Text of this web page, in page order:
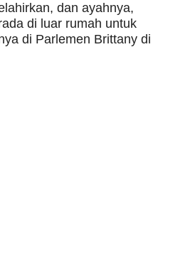
dan ayahnya,
di luar rumah untuk
di Parlemen Brittany di